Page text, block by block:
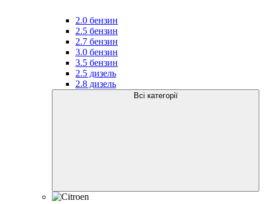
2.0 бензин
2.5 бензин
2.7 бензин
3.0 бензин
3.5 бензин
2.5 дизель
2.8 дизель
Всі категорії